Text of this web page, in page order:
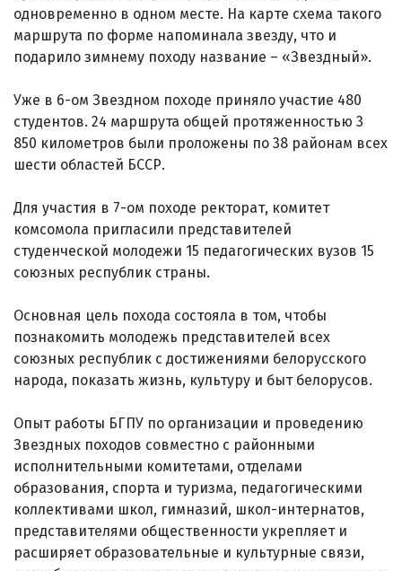
одновременно в одном месте. На карте схема такого
маршрута по форме напоминала звезду, что и
подарило зимнему походу название – «Звездный».
Уже в 6-ом Звездном походе приняло участие 480
студентов. 24 маршрута общей протяженностью 3
850 километров были проложены по 38 районам всех
шести областей БССР.
Для участия в 7-ом походе ректорат, комитет
комсомола пригласили представителей
студенческой молодежи 15 педагогических вузов 15
союзных республик страны.
Основная цель похода состояла в том, чтобы
познакомить молодежь представителей всех
союзных республик с достижениями белорусского
народа, показать жизнь, культуру и быт белорусов.
Опыт работы БГПУ по организации и проведению
Звездных походов совместно с районными
исполнительными комитетами, отделами
образования, спорта и туризма, педагогическими
коллективами школ, гимназий, школ-интернатов,
представителями общественности укрепляет и
расширяет образовательные и культурные связи,